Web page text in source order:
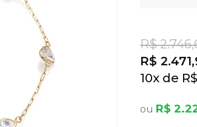
R$
R$
10x
R$